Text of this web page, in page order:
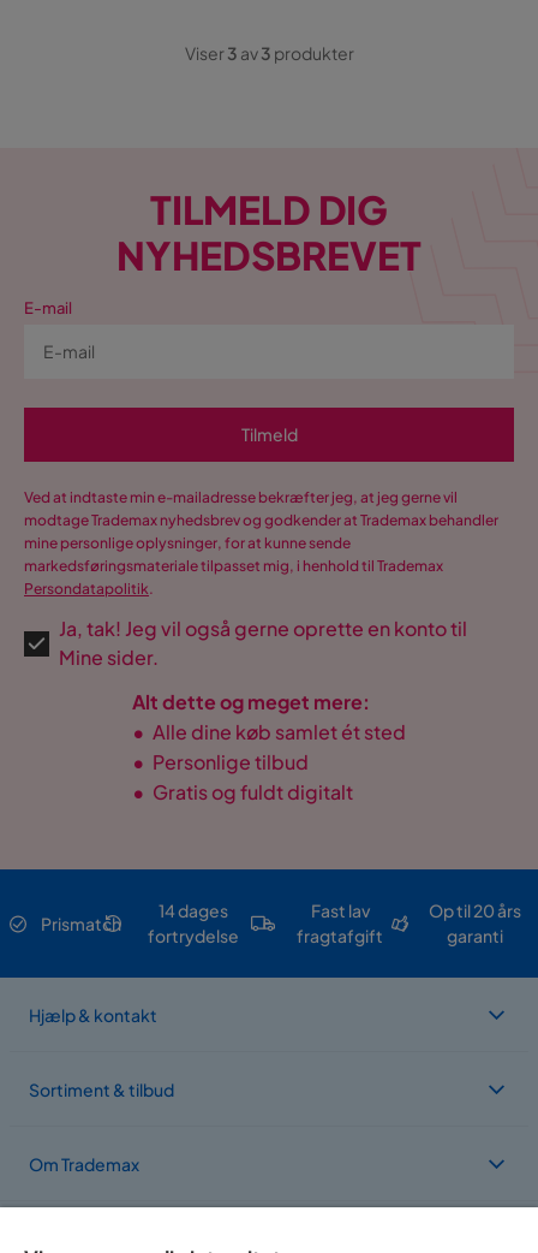
Viser3 av3 produkter
TILMELD DIG
NYHEDSBREVET
E-mail
Tilmeld
Ved at indtaste min e-mailadresse bekræfter jeg, at jeg gerne vil
modtage Trademax nyhedsbrev og godkender at Trademax behandler
mine personlige oplysninger, for at kunne sende
markedsføringsmateriale tilpasset mig, i henhold til Trademax
Persondatapolitik.
Ja, tak! Jeg vil også gerne oprette en konto til
Mine sider.
Alt dette og meget mere:
• Alle dine køb samlet ét sted
• Personlige tilbud
• Gratis og fuldt digitalt
Prismatch
14 dages
fortrydelse
Fast lav
fragtafgift
Op til 20 års
garanti
Hjælp & kontakt
Sortiment & tilbud
Om Trademax
Vi findes i flere forskellige lande